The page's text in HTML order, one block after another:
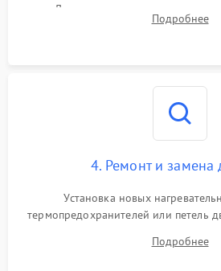
Диагностика термостата,
переключателя режимов и
Подробнее
4. Ремонт и замена
Установка новых
термопредохранителей или петель
выгоревших реле, восстановление
Подробнее